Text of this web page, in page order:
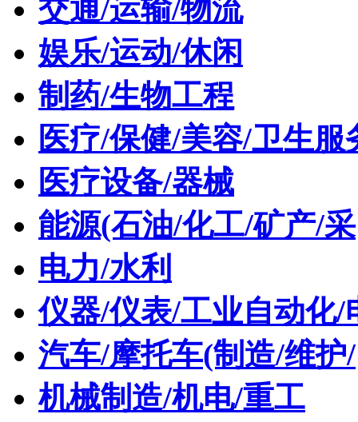
交通/运输/物流
娱乐/运动/休闲
制药/生物工程
医疗/保健/美容/卫生服
医疗设备/器械
能源(石油/化工/矿产/采
电力/水利
仪器/仪表/工业自动化/
汽车/摩托车(制造/维护/
机械制造/机电/重工